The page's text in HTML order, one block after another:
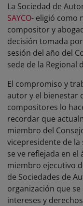
La Sociedad de
SAYCO- eligió como
compositor y
decisión tomada
sesión del año del
sede de la Regional
El compromiso y
autor y el bienestar
compositores lo
recordar que
miembro del
vicepresidente de
se ve reflejada en
miembro ejecutivo
de Sociedades de
organización que
intereses y